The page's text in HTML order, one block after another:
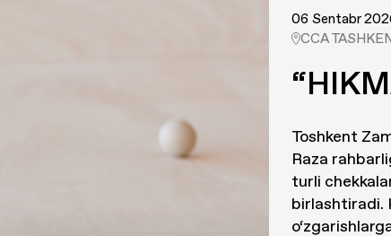
06 Sentabr
CCA
Toshkent
Raza
turli
birlashtiradi.